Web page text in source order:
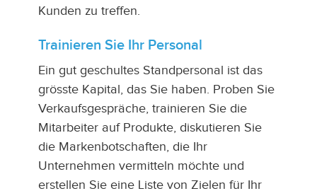
Kunden zu treffen.
Trainieren Sie Ihr Personal
Ein gut geschultes Standpersonal ist das
grösste Kapital, das Sie haben. Proben Sie
Verkaufsgespräche, trainieren Sie die
Mitarbeiter auf Produkte, diskutieren Sie
die Markenbotschaften, die Ihr
Unternehmen vermitteln möchte und
erstellen Sie eine Liste von Zielen für Ihr